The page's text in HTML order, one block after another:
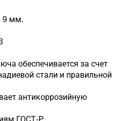
9 мм.
обеспечивается за счет
стали и правильной
антикоррозийную
ГОСТ-Р.